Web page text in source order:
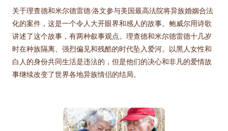
关于理查德和米尔德雷德·洛文参与美国最高法院将异族婚姻合法
化的案件，这是一个令人大开眼界和感人的故事。鲍威尔用诗歌
讲述了这个故事，有两种叙事观点。理查德和米尔德雷德十几岁
时在种族隔离、强烈偏见和残酷的时代坠入爱河。以黑人女性和
白人的身份共同生活是违法的，但是他们的决心和非凡的爱情故
事继续改变了世界各地异族情侣的结局。